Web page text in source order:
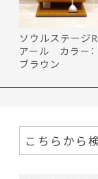
ソウルステージR
アール カラー：
ブラウン